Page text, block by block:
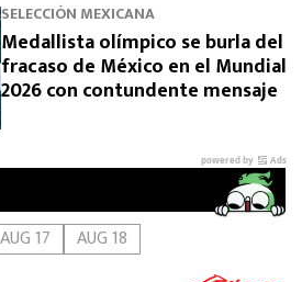
SELECCIÓN MEXICANA
Medallista olímpico se burla del
fracaso de México en el Mundial
2026 con contundente mensaje